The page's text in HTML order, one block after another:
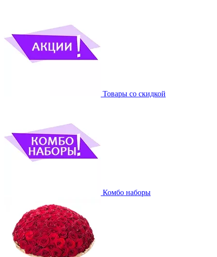
Товары со скидкой
Комбо наборы